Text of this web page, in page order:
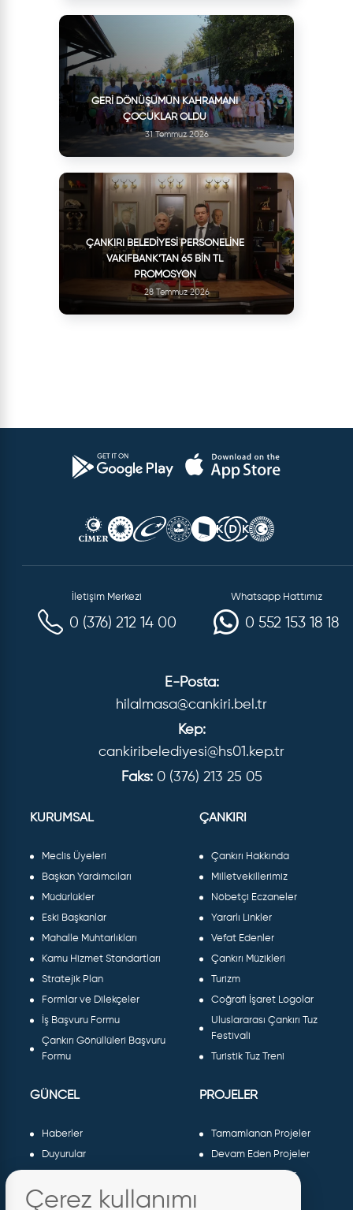
GERI DÖNÜŞÜMÜN KAHRAMANI
ÇOCUKLAR OLDU
31 Temmuz 2026
ÇANKIRI BELEDIYESI PERSONELINE
VAKIFBANK’TAN 65 BIN TL
PROMOSYON
28 Temmuz 2026
İletişim Merkezi
0 (376) 212 14 00
Whatsapp Hattımız
0 552 153 18 18
E-Posta:
hilalmasa@cankiri.bel.tr
Kep:
cankiribelediyesi@hs01.kep.tr
Faks: 0 (376) 213 25 05
KURUMSAL
Meclis Üyeleri
Başkan Yardımcıları
Müdürlükler
Eski Başkanlar
Mahalle Muhtarlıkları
Kamu Hizmet Standartları
Stratejik Plan
Formlar ve Dilekçeler
İş Başvuru Formu
Çankırı Gönüllüleri Başvuru
Formu
ÇANKIRI
Çankırı Hakkında
Milletvekillerimiz
Nöbetçi Eczaneler
Yararlı Linkler
Vefat Edenler
Çankırı Müzikleri
Turizm
Coğrafi İşaret Logolar
Uluslararası Çankırı Tuz
Festivali
Turistik Tuz Treni
GÜNCEL
Haberler
Duyurular
Galeri
PROJELER
Tamamlanan Projeler
Devam Eden Projeler
Planlanan Projeler
Çerez kullanımı